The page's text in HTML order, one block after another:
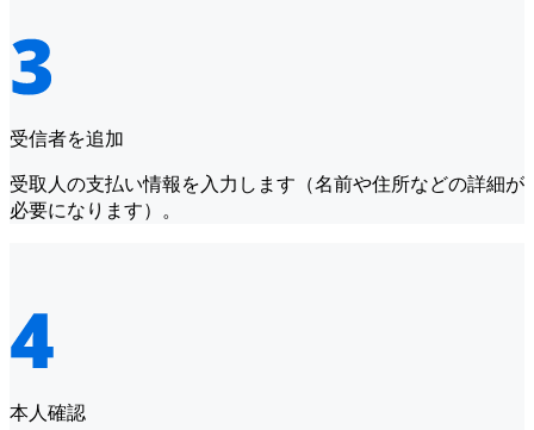
受信者を追加
受取人の支払い情報を入力します（名前や住所などの詳細が
必要になります）。
本人確認